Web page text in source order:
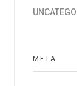
META